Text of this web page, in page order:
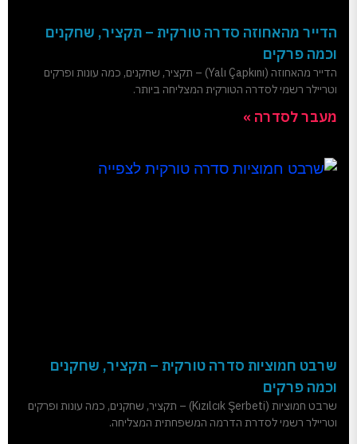
הדייר מהאחוזה סדרה טורקית – תקציר, שחקנים
וכמה פרקים
הדייר מהאחוזה (Yalı Çapkını) – תקציר, שחקנים, כמה עונות ופרקים
וטריילר רשמי לסדרה הטורקית המצליחה ביותר.
מעבר לסדרה »
שרבט חמוציות סדרה טורקית – תקציר, שחקנים
וכמה פרקים
שרבט חמוציות (Kızılcık Şerbeti) – תקציר, שחקנים, כמה עונות ופרקים
וטריילר רשמי לסדרת הדרמה המשפחתית המצליחה.